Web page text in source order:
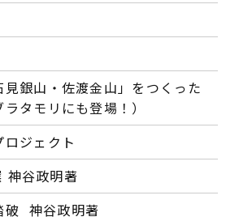
見銀山・佐渡金山」をつくった
タモリにも登場！）
ジェクト
神谷政明著
―― 神谷政明著